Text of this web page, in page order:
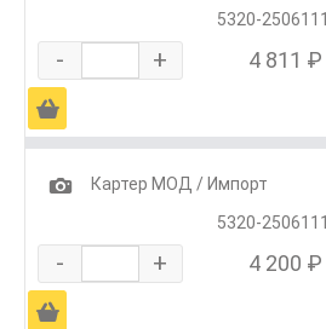
5320-2506111
- + 4 811 ₽
Ä
1
Картер МОД / Импорт
5320-2506111
- + 4 200 ₽
Ä